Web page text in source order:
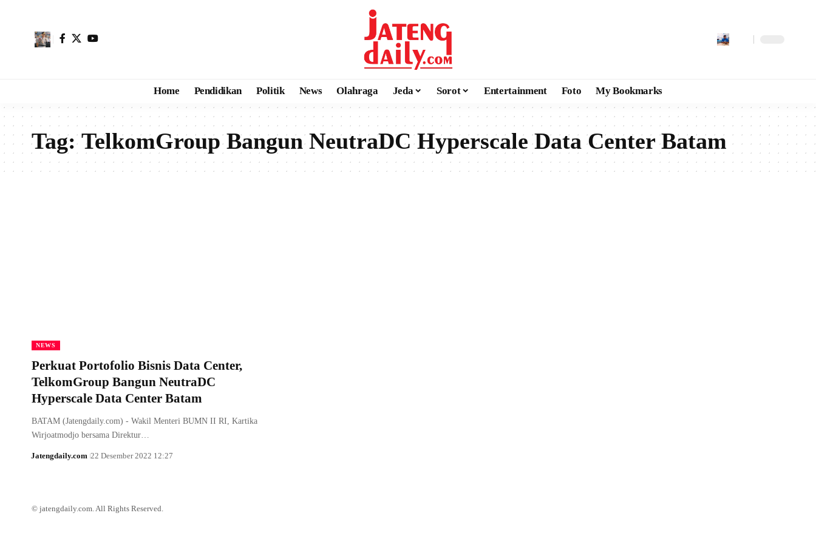
Home Pendidikan Politik News Olahraga Jeda Sorot Entertainment Foto My Bookmarks
Tag:TelkomGroup Bangun NeutraDC Hyperscale Data Center Batam
NEWS
Perkuat Portofolio Bisnis Data Center,
TelkomGroup Bangun NeutraDC
Hyperscale Data Center Batam
BATAM (Jatengdaily.com) - Wakil Menteri BUMN II RI, Kartika
Wirjoatmodjo bersama Direktur…
Jatengdaily.com 22 Desember 2022 12:27
© jatengdaily.com. All Rights Reserved.